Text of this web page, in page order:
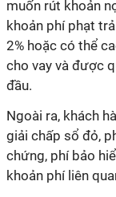
muốn rút khoản
khoản phí phạt
2% hoặc có thể
cho vay và được
đầu.
Ngoài ra, khách
giải chấp sổ đỏ,
chứng, phí bảo
khoản phí liên